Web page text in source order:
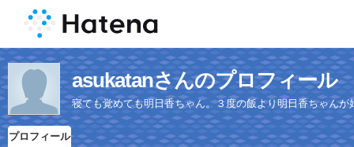
asukatanさんのプロフィール
寝ても覚めても明日香ちゃん。３度の飯より明日香ちゃんが
プロフィール